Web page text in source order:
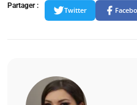
Partager :
Twitter